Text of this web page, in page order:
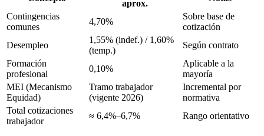
aprox.
Contingencias
comunes
4,70%
Sobre base de
cotización
Desempleo
1,55% (indef.) / 1,60%
(temp.)
Según contrato
Formación
profesional
0,10%
Aplicable a la
mayoría
MEI (Mecanismo
Equidad)
Tramo trabajador
(vigente 2026)
Incremental por
normativa
Total cotizaciones
trabajador
≈ 6,4%–6,7% Rango orientativo